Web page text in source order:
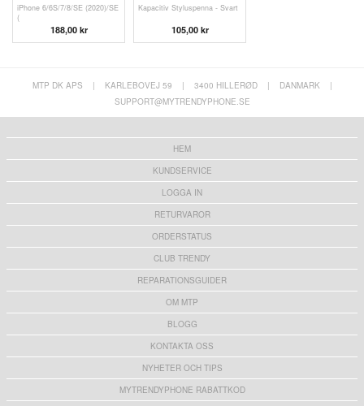
iPhone 6/6S/7/8/SE (2020)/SE
(
188,00 kr
Kapacitiv Styluspenna - Svart
105,00 kr
MTP DK APS | KARLEBOVEJ 59 | 3400 HILLERØD | DANMARK
|
SUPPORT@MYTRENDYPHONE.SE
HEM
KUNDSERVICE
LOGGA IN
RETURVAROR
ORDERSTATUS
CLUB TRENDY
REPARATIONSGUIDER
OM MTP
BLOGG
KONTAKTA OSS
NYHETER OCH TIPS
MYTRENDYPHONE RABATTKOD